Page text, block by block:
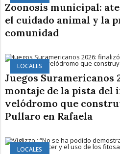
Zoonosis municipal:
el cuidado animal y la
comunidad
LOCALES
Juegos Suramericanos
montaje de la pista del
velódromo que
Pullaro en Rafaela
LOCALES